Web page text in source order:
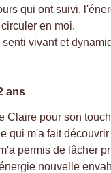
qui ont suivi,
en moi.
vivant et
ans
Claire pour son
qui m'a fait découvrir
permis de lâcher
nouvelle